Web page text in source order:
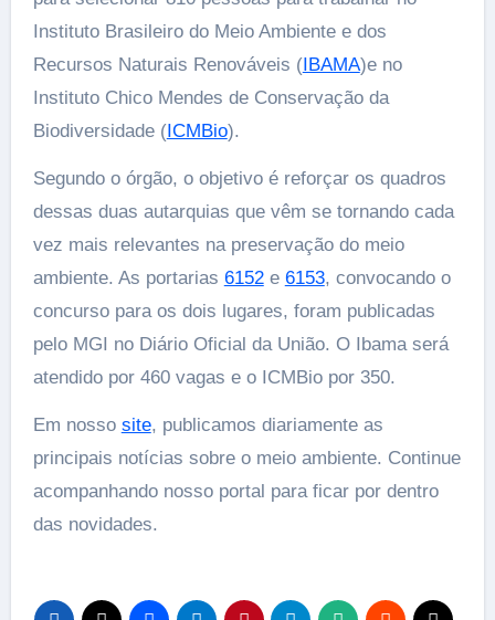
Instituto Brasileiro do Meio Ambiente e dos
Recursos Naturais Renováveis (IBAMA)e no
Instituto Chico Mendes de Conservação da
Biodiversidade (ICMBio).
Segundo o órgão, o objetivo é reforçar os quadros
dessas duas autarquias que vêm se tornando cada
vez mais relevantes na preservação do meio
ambiente. As portarias 6152e 6153, convocando o
concurso para os dois lugares, foram publicadas
pelo MGI no Diário Oficial da União. O Ibama será
atendido por 460 vagas e o ICMBio por 350.
Em nosso site, publicamos diariamente as
principais notícias sobre o meio ambiente. Continue
acompanhando nosso portal para ficar por dentro
das novidades.